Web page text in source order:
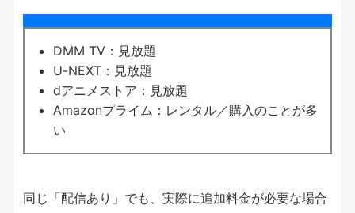
DMM TV：見放題
U-NEXT：見放題
dアニメストア：見放題
Amazonプライム：レンタル／購入のことが多
い
同じ「配信あり」でも、実際に追加料金が必要な場合